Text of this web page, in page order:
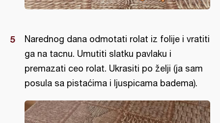
Narednog dana odmotati rolat iz folije i vratiti
ga na tacnu. Umutiti slatku pavlaku i
premazati ceo rolat. Ukrasiti po želji (ja sam
posula sa pistaćima i ljuspicama badema).